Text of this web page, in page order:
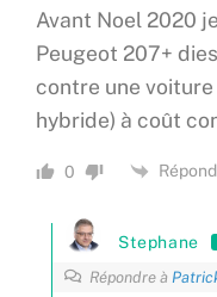
Avant Noel 2020
Peugeot 207+
contre une
hybride) à coût
0
Stephane
Répondre à